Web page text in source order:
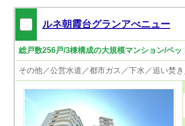
ルネ朝霞台グランアべニュー
総戸数256戸/3棟構成の大規模マンション/ペッ